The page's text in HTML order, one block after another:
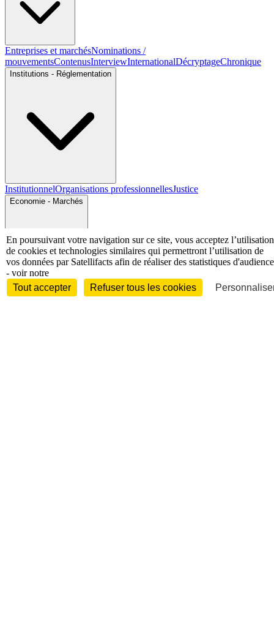
Entreprises et marchésNominations /
mouvementsContenusInterviewInternationalDécryptageChronique
Institutions - Réglementation
InstitutionnelOrganisations professionnellesJustice
Economie - Marchés
Entreprises et marchés TélécomsTechnologiesIndustries
techniquesDiversifications
En poursuivant votre navigation sur ce site, vous acceptez l’utilisation
de cookies et technologies similaires qui permettront l’utilisation de
vos données par Satellifacts afin de réaliser des statistiques d'audience
- voir notre
Tout accepter
Refuser tous les cookies